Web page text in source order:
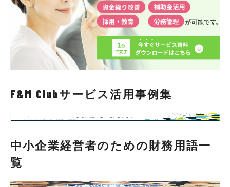
F&M Clubサービス活用事例集
中小企業経営者のための財務用語一
覧